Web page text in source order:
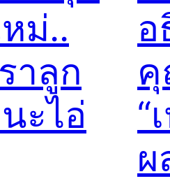
ม่..
าลูก
ะไอ่
อ
“
ผ